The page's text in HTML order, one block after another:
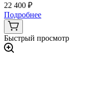
22 400 ₽
Подробнее
Быстрый просмотр